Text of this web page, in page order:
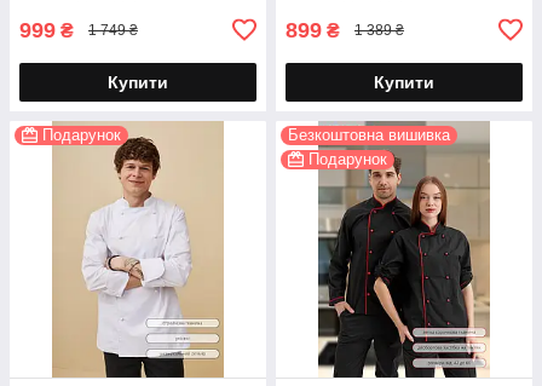
999 ₴ 1 749 ₴
Купити
899 ₴ 1 389 ₴
Купити
Подарунок
Безкоштовна вишивка
Подарунок